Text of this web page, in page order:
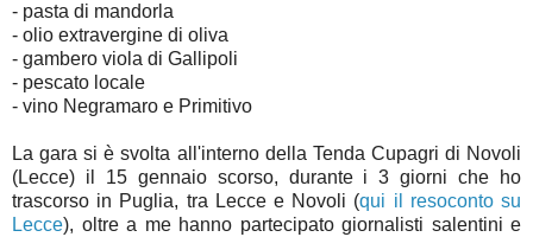
- pasta di mandorla
- olio extravergine di oliva
- gambero viola di Gallipoli
- pescato locale
- vino Negramaro e Primitivo
La gara si è svolta all'interno della Tenda Cupagri di Novoli
(Lecce) il 15 gennaio scorso, durante i 3 giorni che ho
trascorso in Puglia, tra Lecce e Novoli (qui il resoconto su
Lecce), oltre a me hanno partecipato giornalisti salentini e